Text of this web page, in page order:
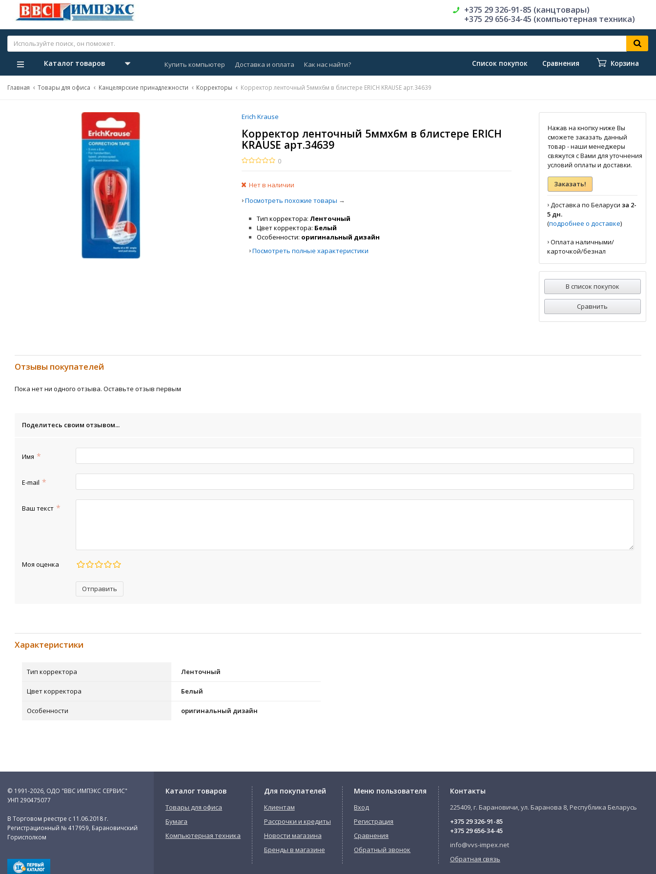
+375 29 326-91-85 (канцтовары)
+375 29 656-34-45 (компьютерная техника)
Каталог товаров Купить компьютер Доставка и оплата Как нас найти? Список покупок Сравнения Корзина
Главная Товары для офиса Канцелярские принадлежности Корректоры Корректор ленточный 5ммх6м в блистере ERICH KRAUSE арт.34639
Erich Krause
Корректор ленточный 5ммх6м в блистере ERICH
KRAUSE арт.34639
0
Нет в наличии
›Посмотреть похожие товары →
Тип корректора Ленточный
Цвет корректора Белый
Особенности оригинальный дизайн
›Посмотреть полные характеристики
Нажав на кнопку ниже Вы
сможете заказать данный
товар - наши менеджеры
свяжутся с Вами для уточнения
условий оплаты и доставки.
Заказать!
› Доставка по Беларусиза 2-
5 дн.
(подробнее о доставке)
›Оплата наличными/
карточкой/безнал
В список покупок
Сравнить
Отзывы покупателей
Пока нет ни одного отзыва. Оставьте отзыв первым
Поделитесь своим отзывом...
Имя
E-mail
Ваш текст
Моя оценка
Отправить
Характеристики
Тип корректора Ленточный
Цвет корректора Белый
Особенности оригинальный дизайн
© 1991-2026, ОДО "ВВС ИМПЭКС СЕРВИС"
УНП 290475077
В Торговом реестре с 11.06.2018 г.
Регистрационный № 417959, Барановичский
Горисполком
Каталог товаров
Товары для офиса
Бумага
Компьютерная техника
Для покупателей
Клиентам
Рассрочки и кредиты
Новости магазина
Бренды в магазине
Меню пользователя
Вход
Регистрация
Сравнения
Обратный звонок
Контакты
225409, г. Барановичи, ул. Баранова 8, Республика Беларусь
+375 29 326-91-85
+375 29 656-34-45
info@vvs-impex.net
Обратная связь